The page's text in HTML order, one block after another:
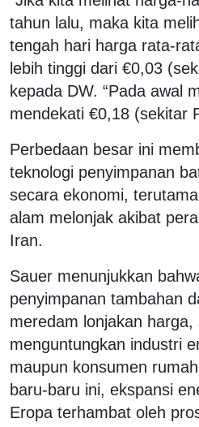
tahun lalu, maka kita
tengah hari harga rata-
lebih tinggi dari €0,03
kepada DW. “Pada awal
mendekati €0,18 (sekitar
Perbedaan besar ini
teknologi penyimpanan
secara ekonomi,
alam melonjak akibat
Iran.
Sauer menunjukkan
penyimpanan tambahan
meredam lonjakan harga,
menguntungkan industri
maupun konsumen
baru-baru ini, ekspansi
Eropa terhambat oleh